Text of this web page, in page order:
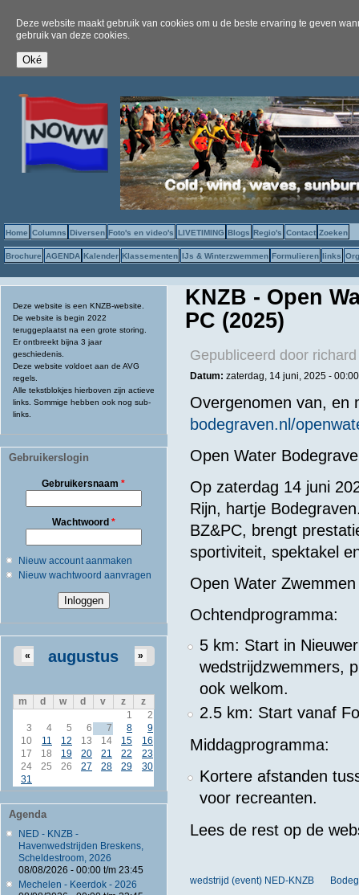
Deze website maakt gebruik van cookies om u de beste ervaring te geven
gebruik van deze cookies.
Home Columns Diversen Foto's en video's LIVETIMING Blogs Regio's Contact Zoeken
Brochure AGENDA Kalender Klassementen IJs & Winterzwemmen Formulieren links
Deze website is een KNZB-website.
De website is begin 2022
teruggeplaatst na een grote storing.
Er ontbreekt bijna 3 jaar
geschiedenis.
Deze website voldoet aan de AVG
regels.
Alle tekstblokjes hierboven zijn actieve
links. Sommige hebben ook nog sub-
links.
Gebruikerslogin
Gebruikersnaam*
Wachtwoord *
Nieuw account aanmaken
Nieuw wachtwoord aanvragen
augustus
« »
m d w d v z
z
1
2
3
4 5 6 7 8
9
10
11 12 13 14 15
16
17
18 19 20 21 22
23
24
25 26 27 28 29
30
31
Agenda
NED - KNZB -
Havenwedstrijden Breskens,
Scheldestroom, 2026
08/08/2026 - 00:00t/m 23:45
Mechelen - Keerdok - 2026
KNZB - Open
PC (2025)
Gepubliceerd door
Datum: zaterdag, 14 juni, 2025 - 00:00
Overgenomen van,
bodegraven.nl/
Open Water
Op zaterdag 14 juni
Rijn, hartje
BZ&PC, brengt
sportiviteit, spektakel
Open Water Zwemmen
Ochtendprogramma:
5 km: Start in
wedstrijdzwemmers,
ook welkom.
2.5 km: Start vanaf
Middagprogramma:
Kortere afstanden
voor recreanten.
Lees de rest op de
wedstrijd (event) NED-KNZB